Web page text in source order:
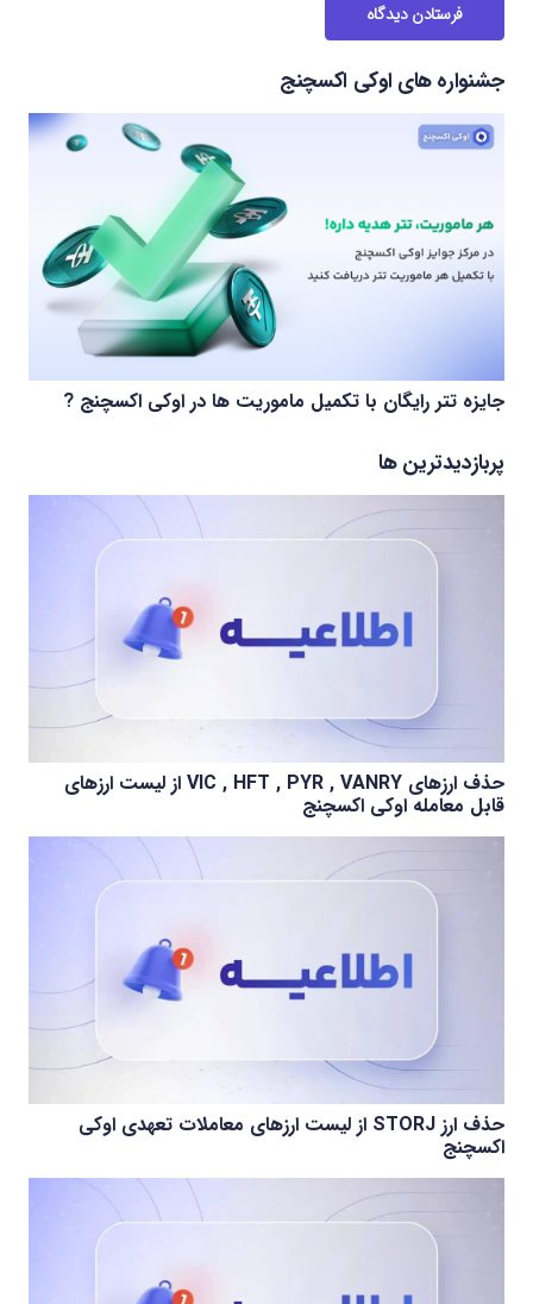
فرستادن دیدگاه
جشنواره های اوکی اکسچنج
جایزه تتر رایگان با تکمیل ماموریت ها در اوکی اکسچنج ?
پربازدیدترین ها
حذف ارزهای VIC , HFT , PYR , VANRY از لیست ارزهای
قابل معامله اوکی اکسچنج
حذف ارز STORJ از لیست ارزهای معاملات تعهدی اوکی
اکسچنج